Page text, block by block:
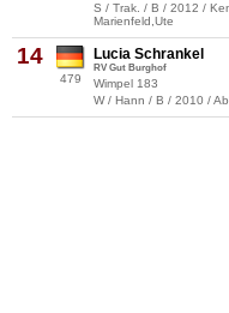
S / Trak. / B / 2012 /
Marienfeld,Ute
14
479
Lucia Schrankel
RV Gut Burghof
Wimpel 183
W / Hann / B / 2010 /